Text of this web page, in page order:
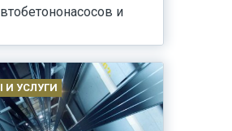
и
И УСЛУГИ